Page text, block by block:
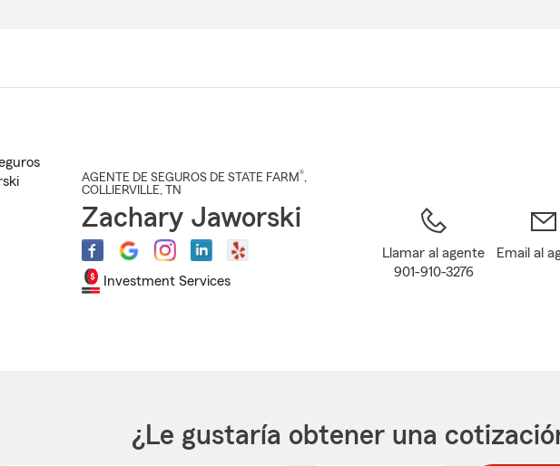
AGENTE DE SEGUROS DE STATE FARM®,
COLLIERVILLE, TN
Zachary Jaworski
Investment Services
Llamar al agente
901-910-3276
Email al
¿Le gustaría obtener una